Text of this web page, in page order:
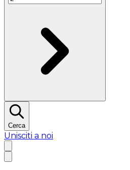
Cerca
Unisciti a noi